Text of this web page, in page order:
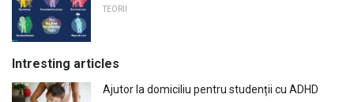
TEORII
Intresting articles
Ajutor la domiciliu pentru studenții cu ADHD